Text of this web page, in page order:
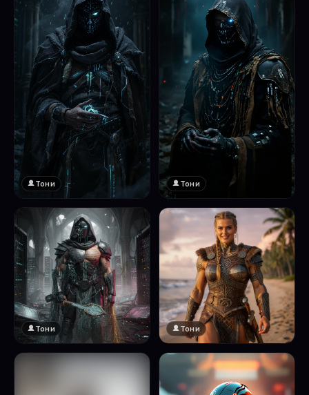
Тони Тони
Тони Тони